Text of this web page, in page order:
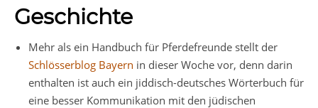
Geschichte
Mehr als ein Handbuch für Pferdefreunde stellt der
Schlösserblog Bayern in dieser Woche vor, denn darin
enthalten ist auch ein jiddisch-deutsches Wörterbuch für
eine besser Kommunikation mit den jüdischen